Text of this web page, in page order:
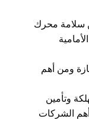
سلامة محرك
ومن أهم
وتأمين
أهم الشركات